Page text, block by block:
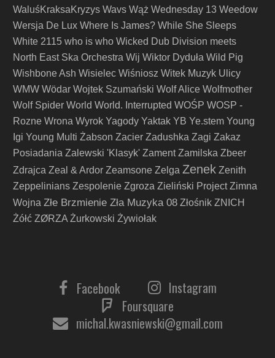
WaluśKraksaKryzys Wavs Wąż Wednesday 13 Weedow
Wersja De Lux Where Is James? While She Sleeps
White 2115 who is who Wicked Dub Division meets
North East Ska Orchestra Wij Wiktor Dyduła Wild Pig
Wishbone Ash Wisielec Wiśniosz Witek Muzyk Ulicy
WMW Wödar Wojtek Szumański Wolf Alice Wolfmother
Wolf Spider World World. Interrupted WOŚP WOSP -
Rozne Wrona Wyrok Yagody Yaktak YB Ye.stem Young
Igi Young Multi Żabson Zacier Zadushka Zagi Zakaz
Posiadania Zalewski 'Klasyk' Zament Zamilska Zbeer
Zdrajca Zeal & Ardor Zeamsone Zelga Zenek Zenith
Zeppelinians Zespolenie Zgroza Zieliński Project Zimna
Wojna Złe Brzmienie Zła Muzyka 08 Złośnik ZNICH
Żółć ZØRZA Żurkowski Żywiołak
Facebook
Instagram
Foursquare
michal.kwasniewski@gmail.com